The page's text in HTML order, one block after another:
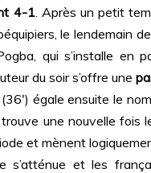
4-1. Après un petit
le lendemain
qui s’installe en
du soir s’offre une
(36′) égale ensuite le
une nouvelle fois
et mènent
s’atténue et les